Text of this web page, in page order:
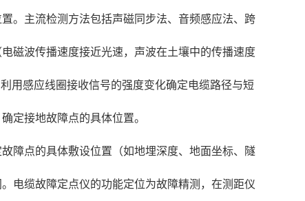
。主流检测方法包括声磁同步法、音频感应法、跨
磁波传播速度接近光速，声波在土壤中的传播速度
用感应线圈接收信号的强度变化确定电缆路径与短
定接地故障点的具体位置。
障点的具体敷设位置（如地埋深度、地面坐标、隧
电缆故障定点仪的功能定位为故障精测，在测距仪